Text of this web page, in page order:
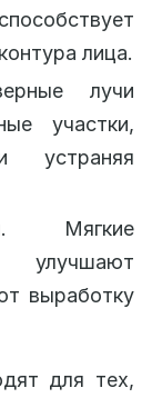
лица.
лучи
участки,
устраняя
. Мягкие
улучшают
выработку
для тех,